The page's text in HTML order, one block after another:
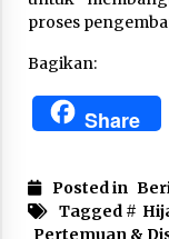
proses
Bagikan:
Share
Posted in
Tagged #
Pertemuan &